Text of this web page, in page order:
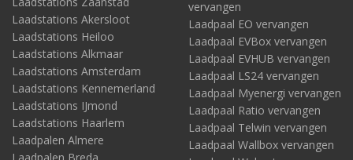
Laadstations Akersloot
Laadstations Heiloo
Laadstations Alkmaar
Laadstations Amsterdam
Laadstations Kennemerland
Laadstations IJmond
Laadstations Haarlem
Laadpalen Almere
vervangen
Laadpaal EO vervangen
Laadpaal EVBox vervangen
Laadpaal EVHUB vervangen
Laadpaal LS24 vervangen
Laadpaal Myenergi vervangen
Laadpaal Ratio vervangen
Laadpaal Telwin vervangen
Laadpaal Wallbox vervangen